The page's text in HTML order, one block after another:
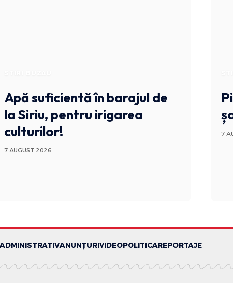
Apă suficientă în barajul de
la Siriu, pentru irigarea
culturilor!
7 AUGUST 2026
7
ADMINISTRATIVANUNȚURIVIDEOPOLITICAREPORTAJE